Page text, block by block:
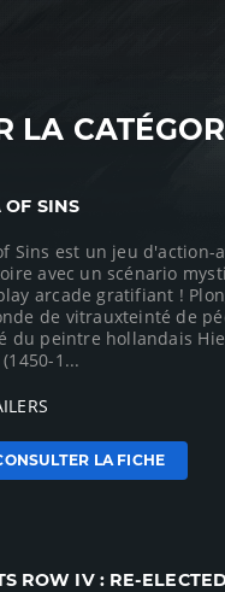
LA
OF SINS
Sins est un jeu d'action-
avec un scénario
arcade gratifiant !
de vitrauxteinté de
du peintre hollandais
1...
LA FICHE
ROW IV : RE-